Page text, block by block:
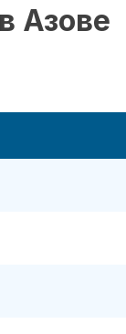
Азове